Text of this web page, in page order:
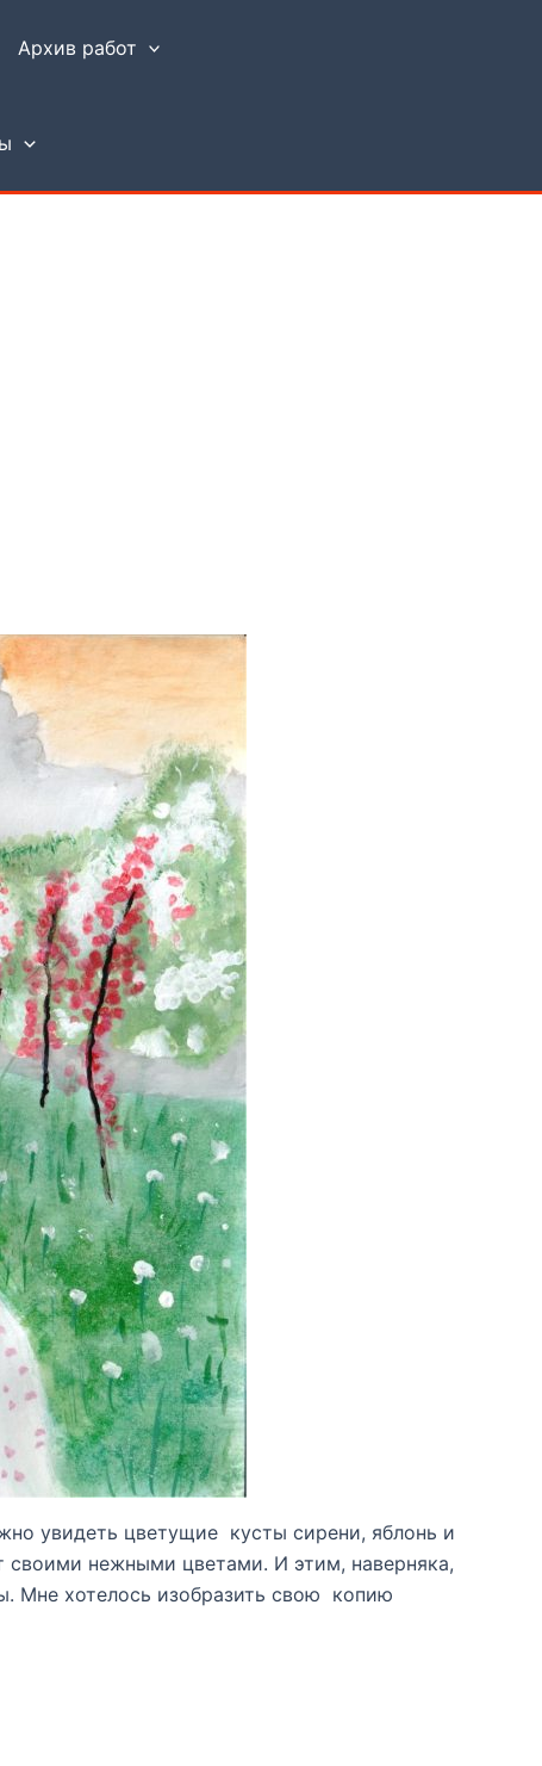
Архив работ
увидеть цветущие кусты сирени, яблонь и
своими нежными цветами. И этим, наверняка,
Мне хотелось изобразить свою копию